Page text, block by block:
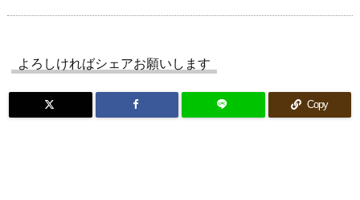
よろしければシェアお願いします
Copy